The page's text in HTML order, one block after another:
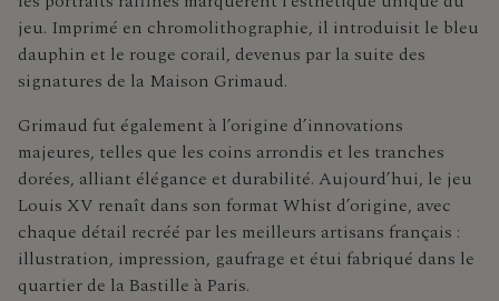
jeu. Imprimé en chromolithographie, il introduisit le bleu
dauphin et le rouge corail, devenus par la suite des
signatures de la Maison Grimaud.
Grimaud fut également à l’origine d’innovations
majeures, telles que les coins arrondis et les tranches
dorées, alliant élégance et durabilité. Aujourd’hui, le jeu
Louis XV renaît dans son format Whist d’origine, avec
chaque détail recréé par les meilleurs artisans français :
illustration, impression, gaufrage et étui fabriqué dans le
quartier de la Bastille à Paris.